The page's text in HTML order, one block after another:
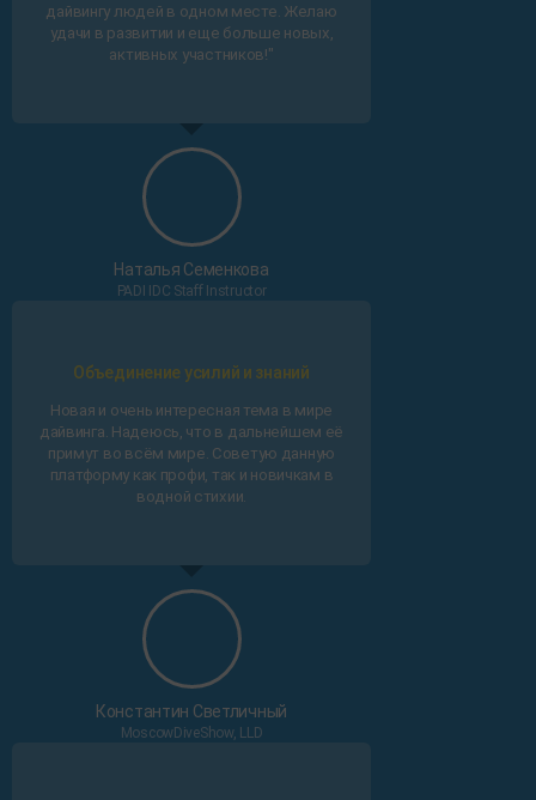
дайвингу людей в одном месте. Желаю
удачи в развитии и еще больше новых,
активных участников!"
Наталья Семенкова
PADI IDC Staff Instructor
Объединение усилий и знаний
Новая и очень интересная тема в мире
дайвинга. Надеюсь, что в дальнейшем её
примут во всём мире. Советую данную
платформу как профи, так и новичкам в
водной стихии.
Константин Светличный
MoscowDiveShow, LLD